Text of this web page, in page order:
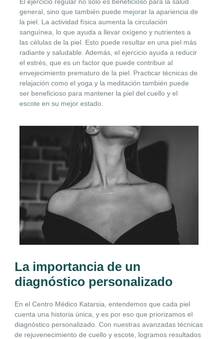
general, sino que también puede mejorar la apariencia de
la piel. La actividad física aumenta la circulación
sanguínea, lo que ayuda a llevar oxígeno y nutrientes a
las células de la piel. Esto puede resultar en una piel más
radiante y saludable. Además, el ejercicio ayuda a reducir
el estrés, que es un factor que puede contribuir al
envejecimiento prematuro de la piel. Practicar técnicas de
relajación como el yoga y la meditación también puede
ser beneficioso para mantener la piel del cuello y el
escote en su mejor estado.
La importancia de un
diagnóstico personalizado
En el Centro Médico Katarsia, entendemos que cada piel
cuenta una historia única, y es por eso que priorizamos el
diagnóstico personalizado. Con nuestras avanzadas técnicas
de rejuvenecimiento de cuello y escote, logramos resultados